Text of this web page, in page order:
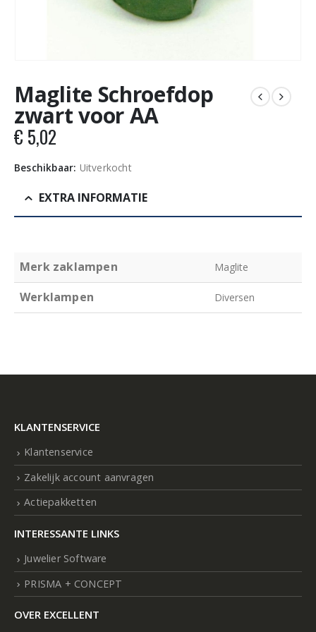
Maglite Schroefdop
zwart voor AA
€ 5,02
Beschikbaar: Uitverkocht
EXTRA INFORMATIE
Merk zaklampen Maglite
Werklampen Diversen
KLANTENSERVICE
Klantenservice
Zakelijk account aanvragen
Actiepakketten
INTERESSANTE LINKS
Juwelier Software
PRISMA + CONCEPT
OVER EXCELLENT